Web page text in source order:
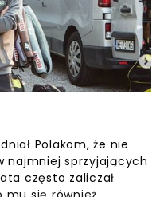
Polakom, że nie
najmniej sprzyjających
często zaliczał